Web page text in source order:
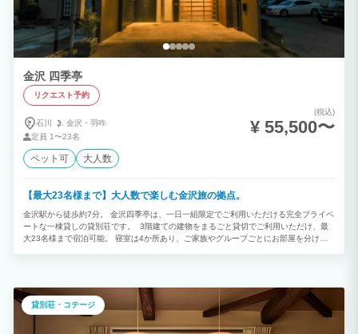
​金沢 四季亭
リクエスト予約
石川 金沢・ 羽咋
定員 1〜23名
(税込)
¥ 55,500〜
ペット可 大人数
【最大23名様まで】大人数で楽しむ金沢旅の拠点。
金沢駅から徒歩約7分。 金沢四季亭は、一日一組限定でご利用いただける完全プライベ
ートな一棟貸しの貸別荘です。 3階建ての建物をまるごと貸切でご利用いただけ、最
大23名様まで宿泊可能。 寝室は4か所あり、ご家族やグループごとにお部屋を分けな
めです。 観光を楽しんだ後は、仲間やご家族とゆったり語らう特別な時間をお過ごし
ください。
貸別荘・コテージ